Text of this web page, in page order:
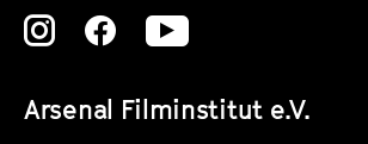
Arsenal Filminstitut e.V.
Zu
Instagram
Zu
Instagram
Zu
Instagram